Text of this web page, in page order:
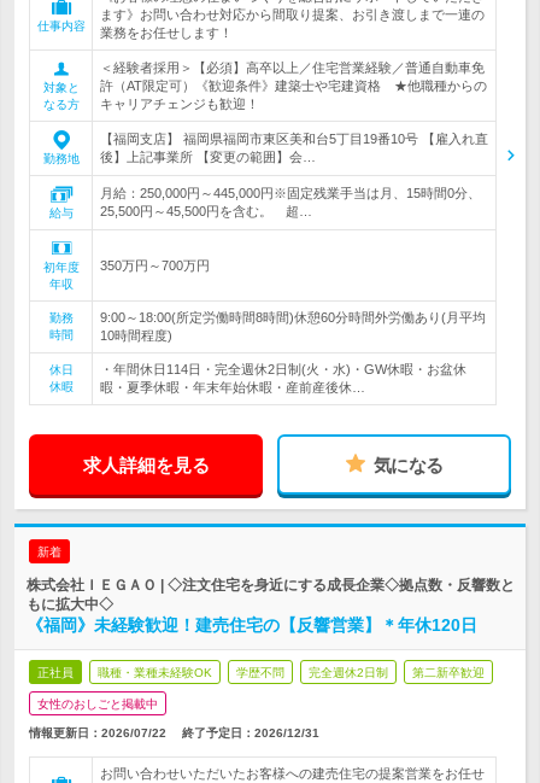
仕事内容
ます》お問い合わせ対応から間取り提案、お引き渡しまで一連の
業務をお任せします！
対象と
なる方
＜経験者採用＞【必須】高卒以上／住宅営業経験／普通自動車免
許（AT限定可）《歓迎条件》建築士や宅建資格 ★他職種からの
キャリアチェンジも歓迎！
勤務地
【福岡支店】 福岡県福岡市東区美和台5丁目19番10号 【雇入れ直
後】上記事業所 【変更の範囲】会…
給与
月給：250,000円～445,000円※固定残業手当は月、15時間0分、
25,500円～45,500円を含む。 超…
初年度
年収
350万円～700万円
勤務
時間
9:00～18:00(所定労働時間8時間)休憩60分時間外労働あり(月平均
10時間程度)
休日
休暇
・年間休日114日・完全週休2日制(火・水)・GW休暇・お盆休
暇・夏季休暇・年末年始休暇・産前産後休…
求人詳細を見る 気になる
新着
株式会社ＩＥＧＡＯ | ◇注文住宅を身近にする成長企業◇拠点数・反響数と
もに拡大中◇
《福岡》未経験歓迎！建売住宅の【反響営業】＊年休120日
正社員 職種・業種未経験OK 学歴不問 完全週休2日制 第二新卒歓迎
女性のおしごと掲載中
情報更新日：2026/07/22 終了予定日： 2026/12/31
お問い合わせいただいたお客様への建売住宅の提案営業をお任せ